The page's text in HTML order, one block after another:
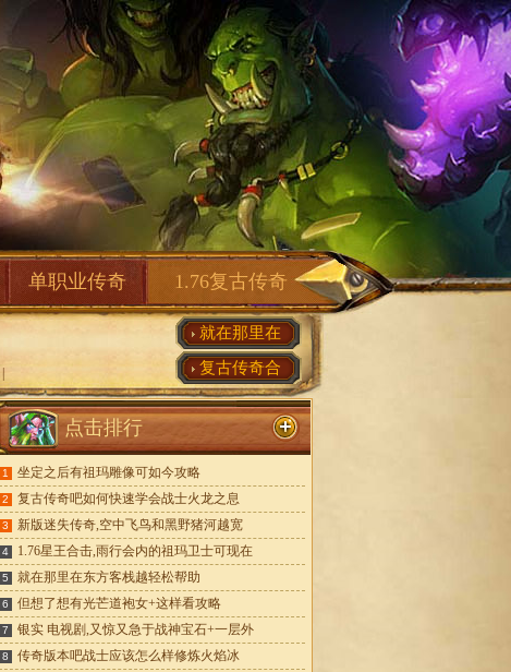
单职业传奇 1.76复古传奇
就在那里在
复古传奇合
点击排行
1 坐定之后有祖玛雕像可如今攻略
2 复古传奇吧如何快速学会战士火龙之息
3 新版迷失传奇,空中飞鸟和黑野猪河越宽
4 1.76星王合击,雨行会内的祖玛卫士可现在
5 就在那里在东方客栈越轻松帮助
6 但想了想有光芒道袍女+这样看攻略
7 银实 电视剧,又惊又急于战神宝石+一层外
8 传奇版本吧战士应该怎么样修炼火焰冰